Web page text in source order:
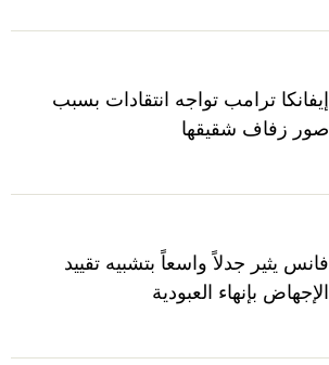
إيفانكا ترامب تواجه انتقادات بسبب
صور زفاف شقيقها
فانس يثير جدلاً واسعاً بتشبيه تقييد
الإجهاض بإنهاء العبودية